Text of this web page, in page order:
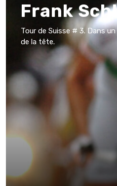
Frank
Tour de Suisse # 3. Dans
de la tête.